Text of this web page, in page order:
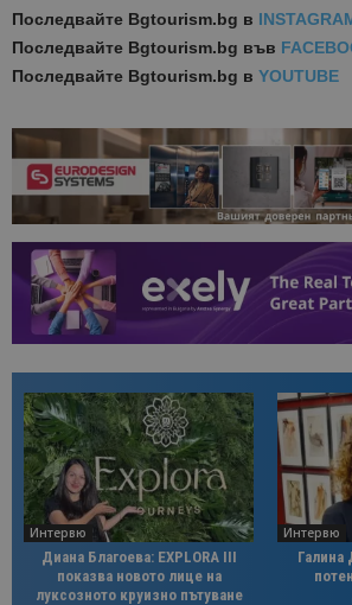
Последвайте Bgtourism.bg в
Последвайте Bgtourism.bg във
Последвайте Bgtourism.bg в YOUTUBE
Интервю
Диана Благоева: EXPLORA III
показва новото лице на
луксозното круизно пътуване
Интервю
Галина